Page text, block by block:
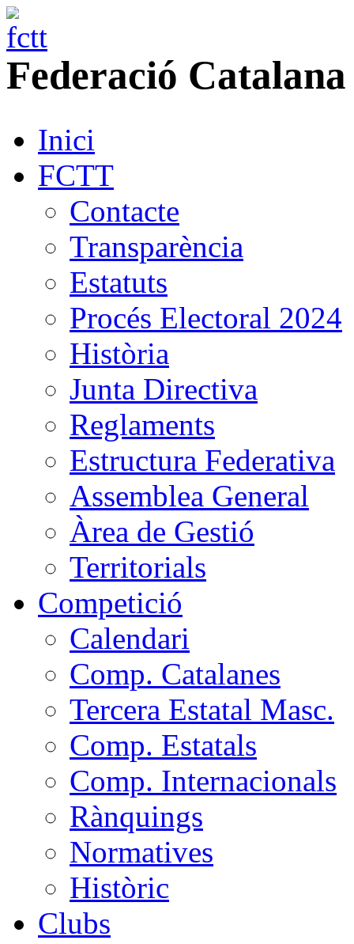
Federació Catalana
Inici
FCTT
Contacte
Transparència
Estatuts
Procés Electoral 2024
Història
Junta Directiva
Reglaments
Estructura Federativa
Assemblea General
Àrea de Gestió
Territorials
Competició
Calendari
Comp. Catalanes
Tercera Estatal Masc.
Comp. Estatals
Comp. Internacionals
Rànquings
Normatives
Històric
Clubs